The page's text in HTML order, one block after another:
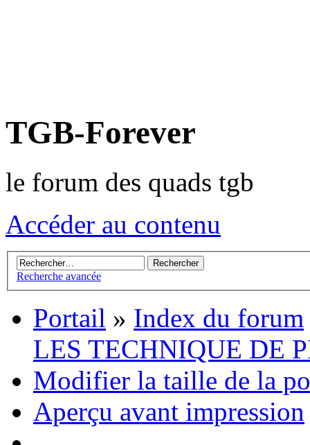
TGB-Forever
le forum des quads tgb
Accéder au contenu
Recherche avancée
Portail » Index du forum
LES TECHNIQUE DE
Modifier la taille de la
Aperçu avant impression